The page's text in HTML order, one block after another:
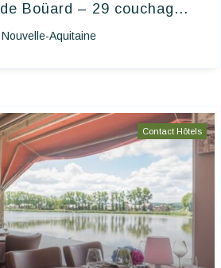
Boüard – 29 couchag...
Nouvelle-Aquitaine
Contact Hôtels